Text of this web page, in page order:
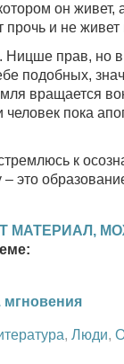
он живет,
прочь и не
прав, но в
подобных,
вращается
человек пока
к
это
МАТЕРИАЛ,
мгновения
, Люди,